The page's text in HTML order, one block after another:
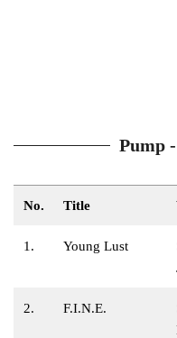
Pump
No. Title
1. Young Lust
2. F.I.N.E.